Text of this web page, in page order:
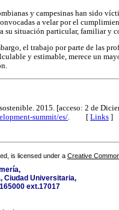
y campesinas han sido
a velar por el
su situación particular, familiar y
el trabajo por parte de las
y estimable, merece un
2015. [acceso: 2 de
summit/es/. [ Links ]
is licensed under a Creative
Ciudad Universitaria,
ext.17017